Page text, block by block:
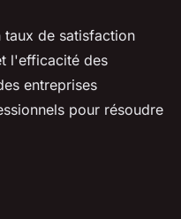
de satisfaction
l'efficacité des
entreprises
pour résoudre